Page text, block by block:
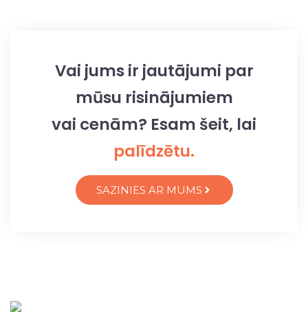
Vai jums ir jautājumi par
mūsu risinājumiem
vai cenām? Esam šeit, lai
palīdzētu.
SAZINIES AR MUMS